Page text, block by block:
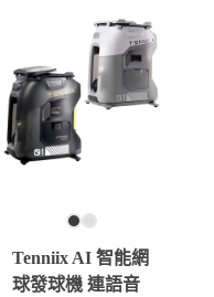
Tenniix AI 智能網
球發球機 連語音